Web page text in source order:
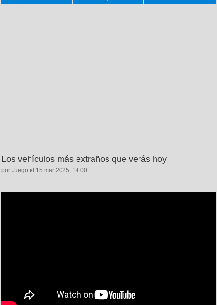
Los vehículos más extraños que verás hoy
por Juego el 15 mar 2025, 14:00